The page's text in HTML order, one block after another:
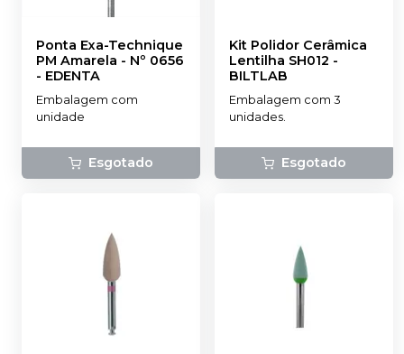
Ponta Exa-Technique
PM Amarela - Nº 0656
- EDENTA
Embalagem com
unidade
Esgotado
Kit Polidor Cerâmica
Lentilha SH012 -
BILTLAB
Embalagem com 3
unidades.
Esgotado